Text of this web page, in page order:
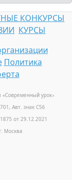
КОНКУРСЫ
КУРСЫ
Политика
«Современный урок»
Авт. знак С56
от 29.12.2021
Москва